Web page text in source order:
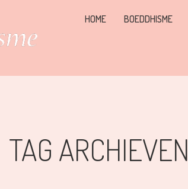
HOME BOEDDHISME
TAG ARCHIEVEN